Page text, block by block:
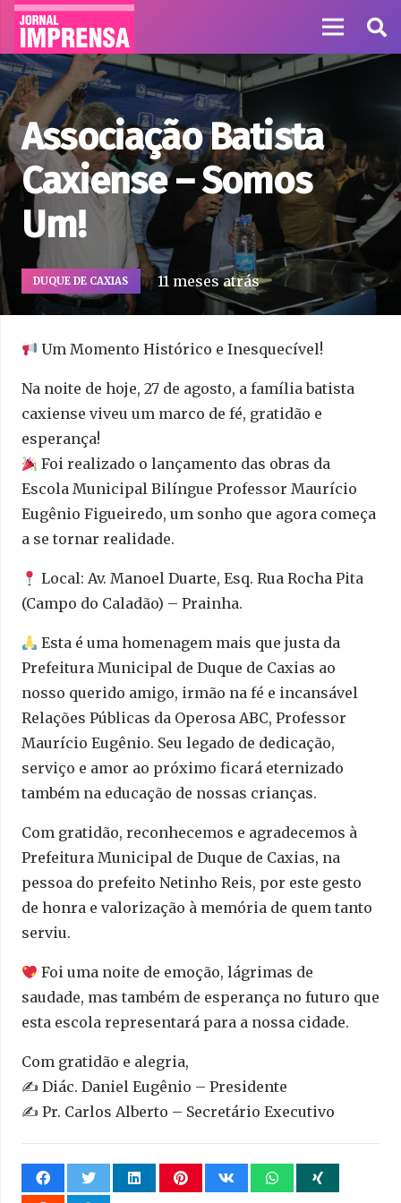
Associação Batista
Caxiense – Somos
Um!
DUQUE DE CAXIAS 11 meses atrás
Um Momento Histórico e Inesquecível!
Na noite de hoje, 27 de agosto, a família batista
caxiense viveu um marco de fé, gratidão e
esperança!
Foi realizado o lançamento das obras da
Escola Municipal Bilíngue Professor Maurício
Eugênio Figueiredo, um sonho que agora começa
a se tornar realidade.
Local: Av. Manoel Duarte, Esq. Rua Rocha Pita
(Campo do Caladão) – Prainha.
Esta é uma homenagem mais que justa da
Prefeitura Municipal de Duque de Caxias ao
nosso querido amigo, irmão na fé e incansável
Relações Públicas da Operosa ABC, Professor
Maurício Eugênio. Seu legado de dedicação,
serviço e amor ao próximo ficará eternizado
também na educação de nossas crianças.
Com gratidão, reconhecemos e agradecemos à
Prefeitura Municipal de Duque de Caxias, na
pessoa do prefeito Netinho Reis, por este gesto
de honra e valorização à memória de quem tanto
serviu.
Foi uma noite de emoção, lágrimas de
saudade, mas também de esperança no futuro que
esta escola representará para a nossa cidade.
Com gratidão e alegria,
✍️ Diác. Daniel Eugênio – Presidente
✍️ Pr. Carlos Alberto – Secretário Executivo